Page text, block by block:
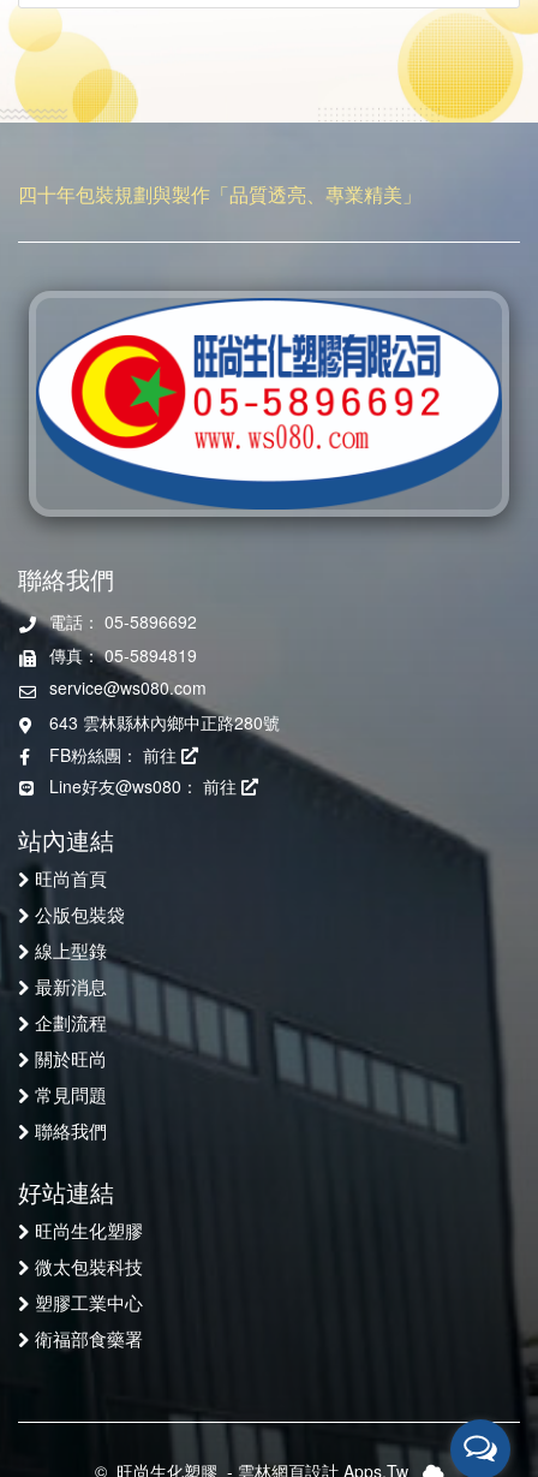
四十年包裝規劃與製作「品質透亮、專業精美」
聯絡我們
電話： 05-5896692
傳真： 05-5894819
service@ws080.com
643 雲林縣林內鄉中正路280號
FB粉絲團： 前往
Line好友@ws080： 前往
站內連結
旺尚首頁
公版包裝袋
線上型錄
最新消息
企劃流程
關於旺尚
常見問題
聯絡我們
好站連結
旺尚生化塑膠
微太包裝科技
塑膠工業中心
衛福部食藥署
© 旺尚生化塑膠- 雲林網頁設計 Apps.Tw